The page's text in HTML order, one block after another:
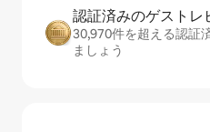
認証済みのゲ⁠ス⁠ト⁠レ⁠
30,970件を超える認証
ましょう